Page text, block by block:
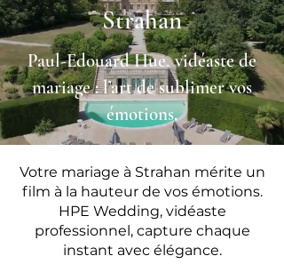
Strahan
Paul-Edouard Hue, vidéaste de
mariage : l’art de sublimer vos
émotions.
Votre mariage à Strahan mérite un
film à la hauteur de vos émotions.
HPE Wedding, vidéaste
professionnel, capture chaque
instant avec élégance.